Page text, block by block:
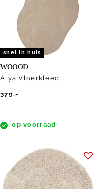
snel in huis
WOOOD
Alya Vloerkleed
379.-
op voorraad